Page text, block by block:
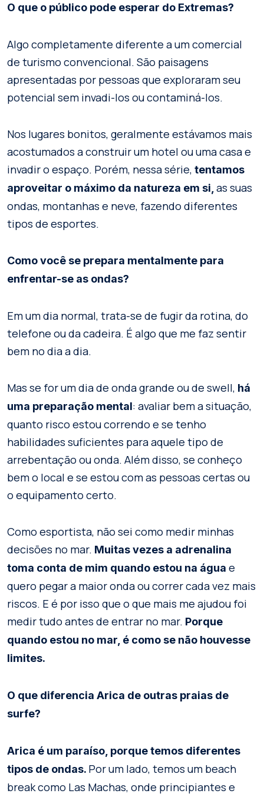
O que o público pode esperar do Extremas?
Algo completamente diferente a um comercial
de turismo convencional. São paisagens
apresentadas por pessoas que exploraram seu
potencial sem invadi-los ou contaminá-los.
Nos lugares bonitos, geralmente estávamos mais
acostumados a construir um hotel ou uma casa e
invadir o espaço. Porém, nessa série, tentamos
aproveitar o máximo da natureza em si, as suas
ondas, montanhas e neve, fazendo diferentes
tipos de esportes.
Como você se prepara mentalmente para
enfrentar-se as ondas?
Em um dia normal, trata-se de fugir da rotina, do
telefone ou da cadeira. É algo que me faz sentir
bem no dia a dia.
Mas se for um dia de onda grande ou de swell, há
uma preparação mental: avaliar bem a situação,
quanto risco estou correndo e se tenho
habilidades suficientes para aquele tipo de
arrebentação ou onda. Além disso, se conheço
bem o local e se estou com as pessoas certas ou
o equipamento certo.
Como esportista, não sei como medir minhas
decisões no mar. Muitas vezes a adrenalina
toma conta de mim quando estou na água e
quero pegar a maior onda ou correr cada vez mais
riscos. E é por isso que o que mais me ajudou foi
medir tudo antes de entrar no mar. Porque
quando estou no mar, é como se não houvesse
limites.
O que diferencia Arica de outras praias de
surfe?
Arica é um paraíso, porque temos diferentes
tipos de ondas. Por um lado, temos um beach
break como Las Machas, onde principiantes e